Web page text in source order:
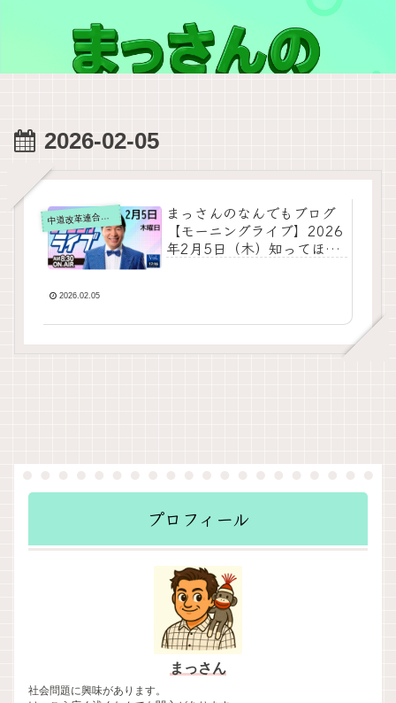
2026-02-05
中道改革連合の動画をテキスト要約
まっさんのなんでもブログ
【モーニングライブ】2026
年2月5日（木）知ってほし
10分解説 / 政治ニュース /
スト要約
2026.02.05
プロフィール
まっさん
社会問題に興味があります。